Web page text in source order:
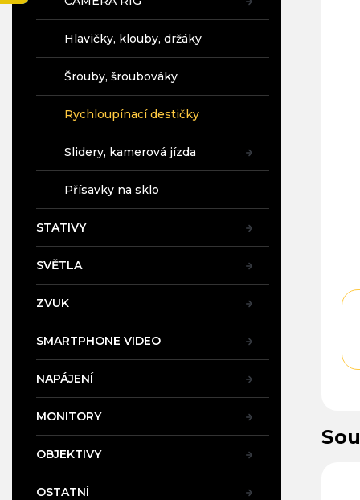
Hlavičky, klouby, držáky
Šrouby, šroubováky
Rychloupínací destičky
Slidery, kamerová jízda
Přísavky na sklo
STATIVY
SVĚTLA
ZVUK
SMARTPHONE VIDEO
NAPÁJENÍ
MONITORY
OBJEKTIVY
OSTATNÍ